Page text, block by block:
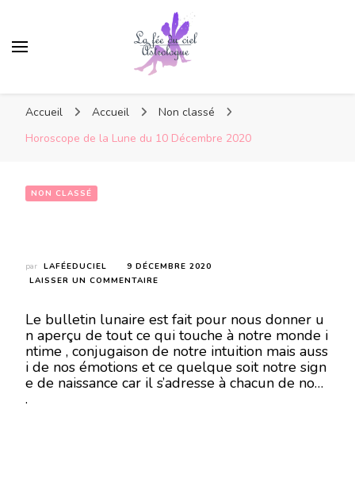
Accueil Accueil
Non classé
Horoscope de la Lune du 10 Décembre 2020
NON CLASSÉ
par LAFÉEDUCIEL
9 DÉCEMBRE 2020
LAISSER UN COMMENTAIRE
LA
LUNE
DU
10
DÉCEMBRE
Le bulletin lunaire est fait pour nous donner u
n aperçu de tout ce qui touche à notre monde i
ntime , conjugaison de notre intuition mais auss
i de nos émotions et ce quelque soit notre sign
e de naissance car il s’adresse à chacun de nous
.